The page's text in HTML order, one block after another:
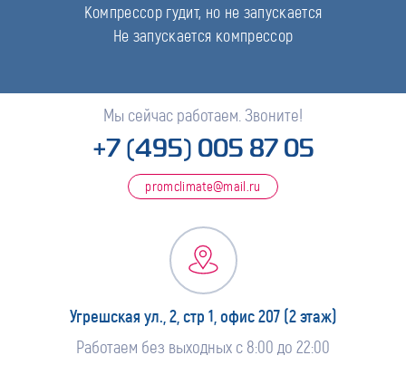
Компрессор гудит, но не запускается
Не запускается компрессор
Мы сейчас работаем. Звоните!
+7 (495) 005 87 05
promclimate@mail.ru
Угрешская ул., 2, стр 1, офис 207 (2 этаж)
Работаем без выходных с 8:00 до 22:00